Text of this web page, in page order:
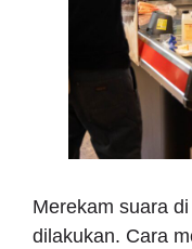
Merekam suara
dilakukan. Cara